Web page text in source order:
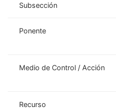
Subsección
Ponente
Medio de Control / Acción
Recurso